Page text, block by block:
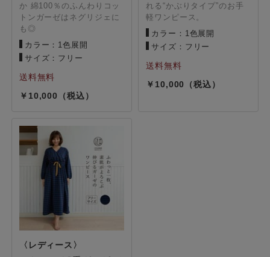
か 綿100％のふんわりコッ
トンガーゼはネグリジェに
も◎
カラー：1色展開
サイズ：フリー
10,000
れる“かぶりタイプ”のお手
軽ワンピース。
カラー：1色展開
サイズ：フリー
10,000